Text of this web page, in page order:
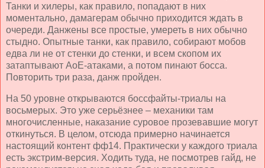
Танки и хилеры, как правило, попадают в них
моментально, дамагерам обычно приходится ждать в
очереди. Данжены все простые, умереть в них обычно
стыдно. Опытные танки, как правило, собирают мобов
едва ли не от стенки до стенки, и всем скопом их
затаптывают АоЕ-атаками, а потом пинают босса.
Повторить три раза, данж пройден.
На 50 уровне открываются боссфайты-триалы на
восьмерых. Это уже серьёзнее – механики там
многочисленные, наказание суровое прозевавшие могут
откинуться. В целом, отсюда примерно начинается
настоящий контент фф14. Практически у каждого триала
есть экстрим-версия. Ходить туда, не посмотрев гайд, не